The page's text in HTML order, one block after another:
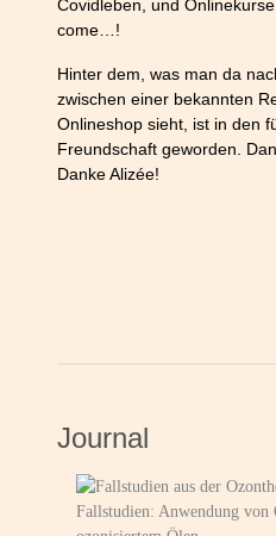
Covidleben, und
come…!
Hinter dem, was man da
zwischen einer bekannten
Onlineshop sieht, ist in den
Freundschaft geworden.
Danke Alizée!
Journal